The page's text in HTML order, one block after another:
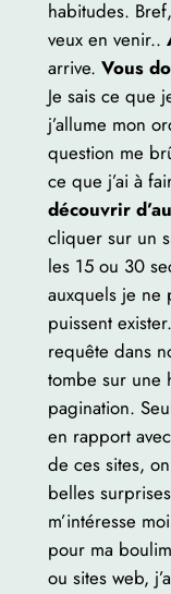
habitudes.
veux en venir..
arrive. Vous
Je sais ce que
j’allume mon
question me
ce que j’ai à
découvrir
cliquer sur un
les 15 ou 30
auxquels je ne
puissent
requête dans
tombe sur une
pagination.
en rapport
de ces sites,
belles
m’intéresse
pour ma
ou sites web,